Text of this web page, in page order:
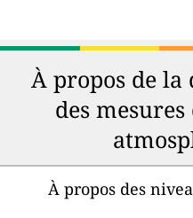
À propos de
des
À propos des